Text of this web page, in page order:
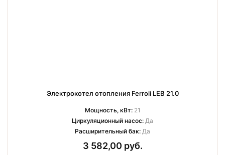
Электрокотел отопления Ferroli LEB 21.0
Мощность, кВт:21
Циркуляционный насос: Да
Расширительный бак: Да
3 582,00 руб.